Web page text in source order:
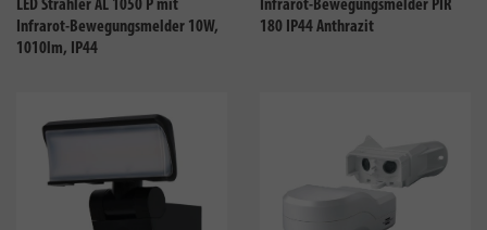
LED Strahler AL 1050 P mit
Infrarot-Bewegungsmelder 10W,
1010lm, IP44
Infrarot-Bewegungsmelder PIR
180 IP44 Anthrazit